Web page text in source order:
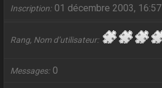
Inscription 01 décembre 2003, 16:57
Rang, Nom d’utilisateur
Messages 0